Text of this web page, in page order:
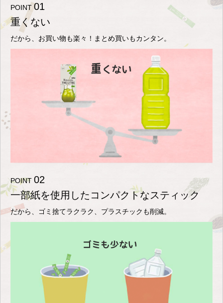
POINT 01
重くない
だから、お買い物も楽々！ まとめ買いもカンタン。
POINT 02
一部紙を使用した コンパクトなスティック
だから、ゴミ捨てラクラク、 プラスチックも削減。